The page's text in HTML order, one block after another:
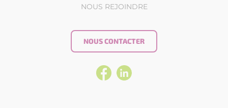
NOUS REJOINDRE
NOUS CONTACTER